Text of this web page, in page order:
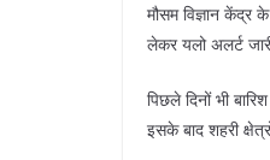
o
k
p
मौसम विज्ञान केंद्र
लेकर यलो अलर्ट
पिछले दिनों भी
इसके बाद शहरी